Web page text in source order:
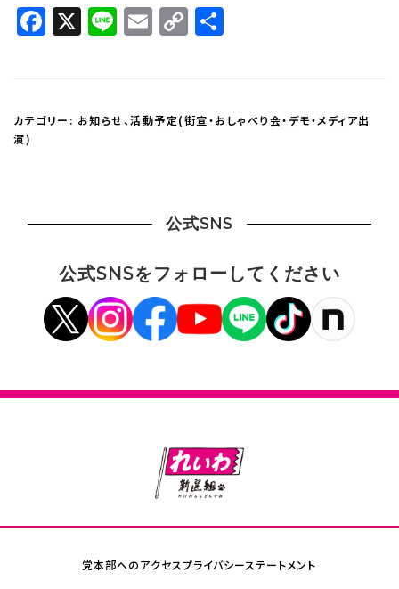
Facebook
X LineEmail
Copy
Link
カテゴリー: お知らせ、活動予定(街宣・おしゃべり会・デモ・メディア出
演)
公式SNS
公式SNSをフォローしてください
党本部へのアクセスプライバシーステートメント